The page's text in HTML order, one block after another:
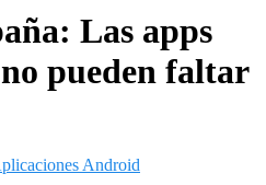
Las apps
pueden faltar
Android